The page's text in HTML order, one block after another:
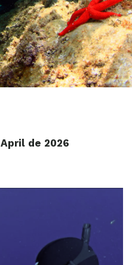
April de 2026